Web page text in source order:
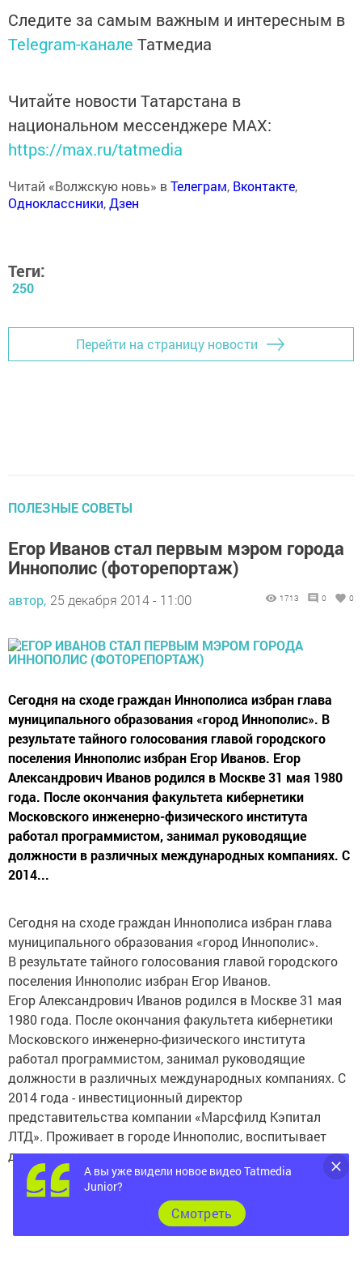
Следите за самым важным и интересным в
Telegram-канале Татмедиа
Читайте новости Татарстана в
национальном мессенджере MАХ:
https://max.ru/tatmedia
Читай «Волжскую новь» вТелеграм, Вконтакте,
Одноклассники,Дзен
Теги:
250
Перейти на страницу новости
ПОЛЕЗНЫЕ СОВЕТЫ
Егор Иванов стал первым мэром города
Иннополис (фоторепортаж)
автор, 25 декабря 2014 - 11:00 1713 0 0
Сегодня на сходе граждан Иннополиса избран глава
муниципального образования «город Иннополис». В
результате тайного голосования главой городского
поселения Иннополис избран Егор Иванов. Егор
Александрович Иванов родился в Москве 31 мая 1980
года. После окончания факультета кибернетики
Московского инженерно-физического института
работал программистом, занимал руководящие
должности в различных международных компаниях. С
2014...
Сегодня на сходе граждан Иннополиса избран глава
муниципального образования «город Иннополис».
В результате тайного голосования главой городского
поселения Иннополис избран Егор Иванов.
Егор Александрович Иванов родился в Москве 31 мая
1980 года. После окончания факультета кибернетики
Московского инженерно-физического института
работал программистом, занимал руководящие
должности в различных международных компаниях. С
2014 года - инвестиционный директор
представительства компании «Марсфилд Кэпитал
ЛТД». Проживает в городе Иннополис, воспитывает
дочь.
А вы уже видели новое видео Tatmedia
Junior?
Cмотреть